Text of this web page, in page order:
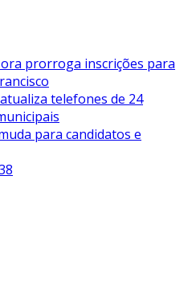
prorroga inscrições para
telefones de 24
para candidatos e